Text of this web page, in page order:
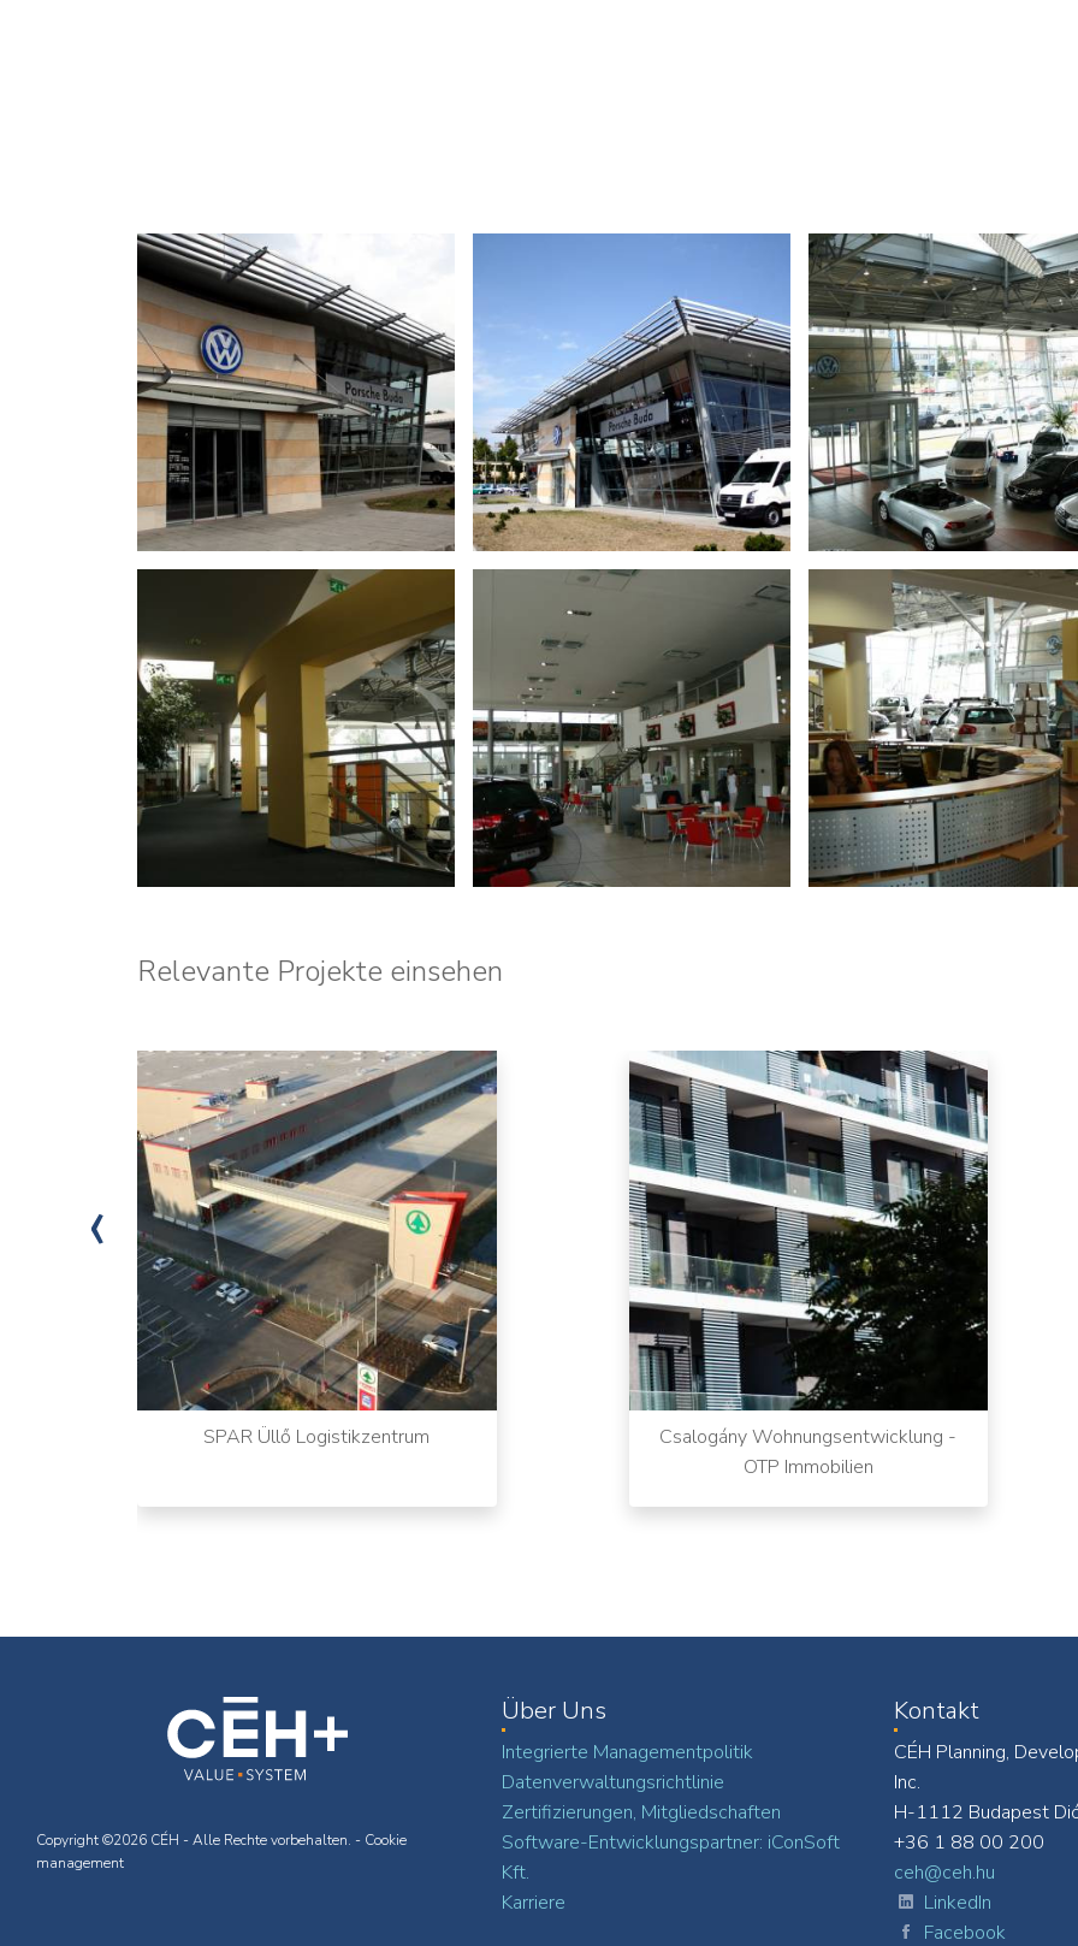
Relevante Projekte einsehen
SPAR Üllő Logistikzentrum
Csalogány Wohnungsentwicklung -
OTP Immobilien
‹
Copyright ©2026 CÉH - Alle Rechte vorbehalten. - Cookie
management
Über Uns
Integrierte Managementpolitik
Datenverwaltungsrichtlinie
Zertifizierungen, Mitgliedschaften
Software-Entwicklungspartner: iConSoft
Kft.
Karriere
Kontakt
CÉH Planning,
Inc.
H-1112 Budapest
+36 1 88 00 200
ceh@ceh.hu
LinkedIn
Facebook